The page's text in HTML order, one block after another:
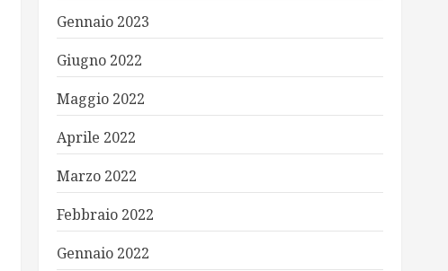
Gennaio 2023
Giugno 2022
Maggio 2022
Aprile 2022
Marzo 2022
Febbraio 2022
Gennaio 2022